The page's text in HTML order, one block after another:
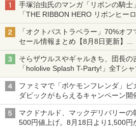
手塚治虫氏のマンガ「リボンの騎
「THE RIBBON HERO リボンヒー
「オクトパストラベラー」70%オ
セール情報まとめ【8月8日更新】
ニンテンドーeショップでは「大神
そらザウルスやギャルきち、団長の
「hololive Splash T-Party!」全Tシ
ライン販売開始
ファミマで「ポケモンフレンダ」
ダピックがもらえるキャンペーン開
マクドナルド、マックデリバリー
500円値上げ。8月18日より1,500円